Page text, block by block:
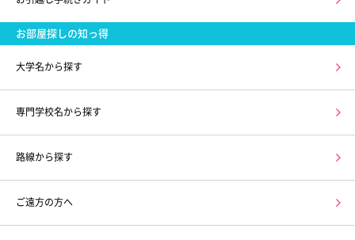
お部屋探しの知っ得
大学名から探す
専門学校名から探す
路線から探す
ご遠方の方へ